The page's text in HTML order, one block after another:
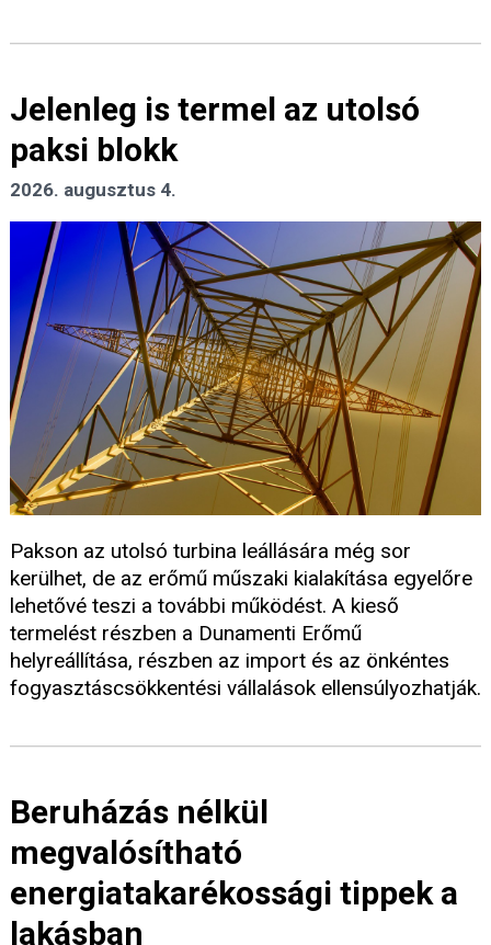
Jelenleg is termel az utolsó
paksi blokk
2026. augusztus 4.
Pakson az utolsó turbina leállására még sor
kerülhet, de az erőmű műszaki kialakítása egyelőre
lehetővé teszi a további működést. A kieső
termelést részben a Dunamenti Erőmű
helyreállítása, részben az import és az önkéntes
fogyasztáscsökkentési vállalások ellensúlyozhatják.
Beruházás nélkül
megvalósítható
energiatakarékossági tippek a
lakásban